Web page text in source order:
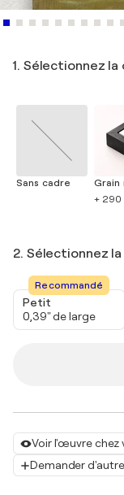
Voir l'œuvre chez
Demander
1. Sélectionnez la
Sans cadre
Grain
+ 290
2. Sélectionnez
Recommandé
Petit
0,39" de large